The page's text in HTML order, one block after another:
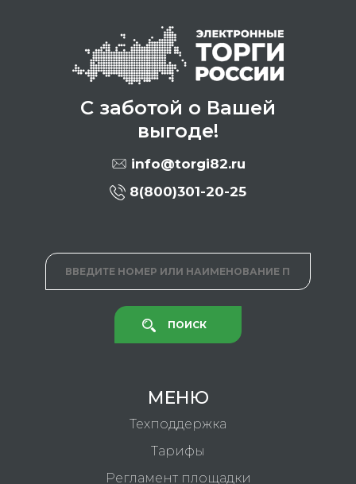
С заботой о Вашей
выгоде!
info@torgi82.ru
8(800)301-20-25
ПОИСК
МЕНЮ
Техподдержка
Тарифы
Регламент площадки